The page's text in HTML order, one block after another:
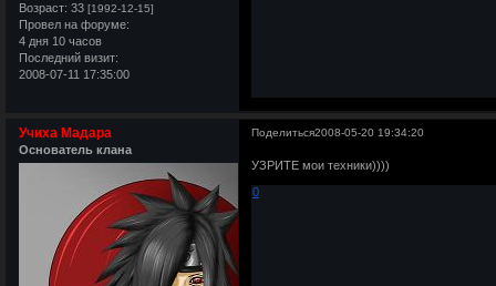
Возраст: 33 [1992-12-15]
Провел на форуме:
4 дня 10 часов
Последний визит:
2008-07-11 17:35:00
Поделиться2008-05-20 19:34:20
Учиха Мадара
Основатель клана
УЗРИТЕ мои техники))))
0